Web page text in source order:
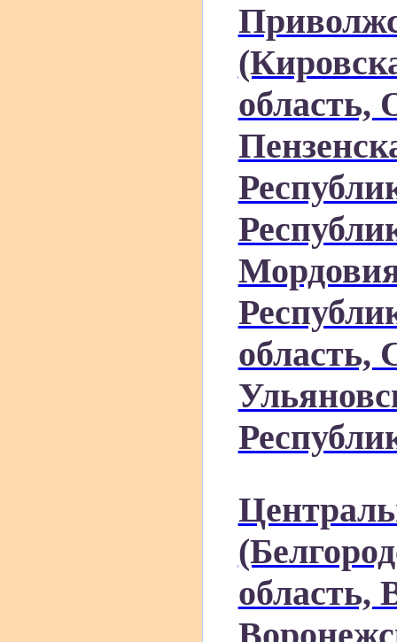
область,
область,
область,